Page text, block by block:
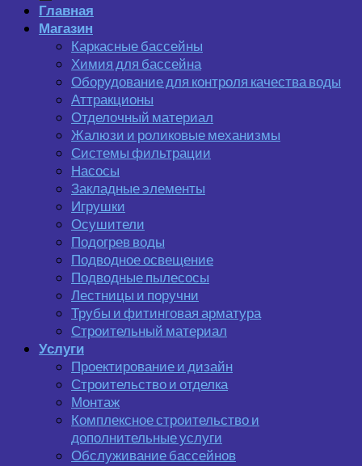
Главная
Магазин
Каркасные бассейны
Химия для бассейна
Оборудование для контроля качества воды
Аттракционы
Отделочный материал
Жалюзи и роликовые механизмы
Системы фильтрации
Насосы
Закладные элементы
Игрушки
Осушители
Подогрев воды
Подводное освещение
Подводные пылесосы
Лестницы и поручни
Трубы и фитинговая арматура
Строительный материал
Услуги
Проектирование и дизайн
Строительство и отделка
Монтаж
Комплексное строительство и
дополнительные услуги
Обслуживание бассейнов